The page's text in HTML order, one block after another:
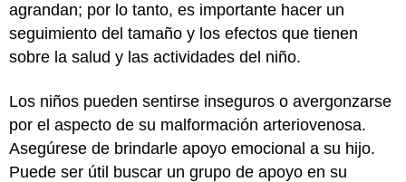
agrandan; por lo tanto, es importante hacer un
seguimiento del tamaño y los efectos que tienen
sobre la salud y las actividades del niño.
Los niños pueden sentirse inseguros o avergonzarse
por el aspecto de su malformación arteriovenosa.
Asegúrese de brindarle apoyo emocional a su hijo.
Puede ser útil buscar un grupo de apoyo en su